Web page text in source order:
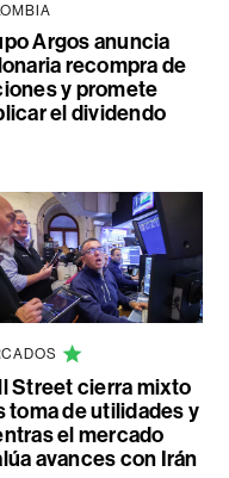
Argos anuncia
recompra de
y promete
el dividendo
Street cierra mixto
toma de utilidades y
el mercado
avances con Irán